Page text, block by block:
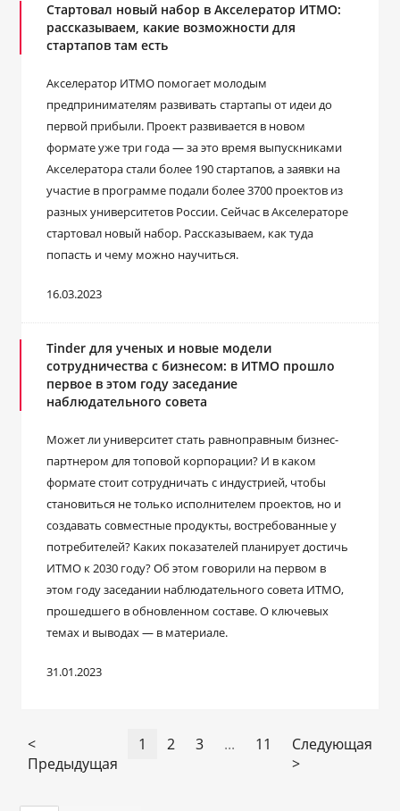
Стартовал новый набор в Акселератор ИТМО:
рассказываем, какие возможности для
стартапов там есть
Акселератор ИТМО помогает молодым
предпринимателям развивать стартапы от идеи до
первой прибыли. Проект развивается в новом
формате уже три года — за это время выпускниками
Акселератора стали более 190 стартапов, а заявки на
участие в программе подали более 3700 проектов из
разных университетов России. Сейчас в Акселераторе
стартовал новый набор. Рассказываем, как туда
попасть и чему можно научиться.
16.03.2023
Tinder для ученых и новые модели
сотрудничества с бизнесом: в ИТМО прошло
первое в этом году заседание
наблюдательного совета
Может ли университет стать равноправным бизнес-
партнером для топовой корпорации? И в каком
формате стоит сотрудничать с индустрией, чтобы
становиться не только исполнителем проектов, но и
создавать совместные продукты, востребованные у
потребителей? Каких показателей планирует достичь
ИТМО к 2030 году? Об этом говорили на первом в
этом году заседании наблюдательного совета ИТМО,
прошедшего в обновленном составе. О ключевых
темах и выводах ― в материале.
31.01.2023
<
Предыдущая
1 2 3 ... 11
Следующая
>